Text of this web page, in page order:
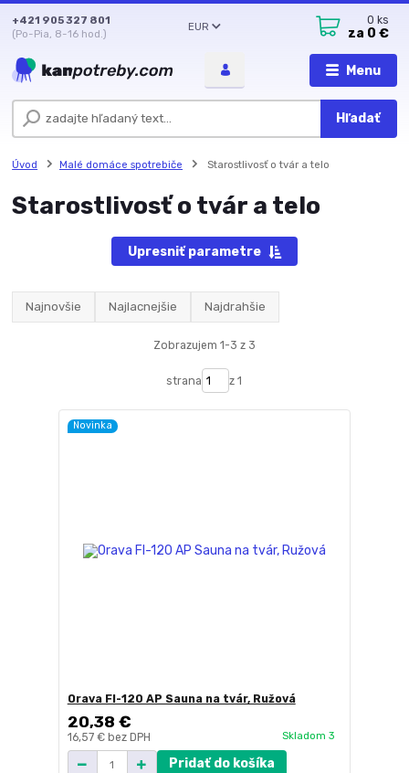
Menu
EUR
Hľadať
+421 905 327 801
(Po-Pia, 8-16 hod.)
0 ks
za 0 €
Úvod Malé domáce spotrebiče Starostlivosť o tvár a telo
Starostlivosť o tvár a telo
Upresniť parametre
Najnovšie Najlacnejšie Najdrahšie
Zobrazujem 1-3 z 3
strana z 1
Novinka
Orava FI-120 AP Sauna na tvár, Ružová
20,38 €
16,57 € bez DPH Skladom 3
Pridať do košíka